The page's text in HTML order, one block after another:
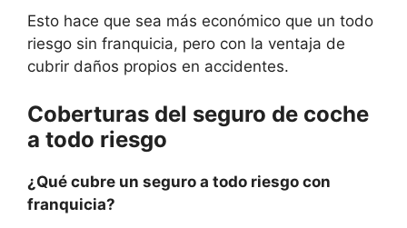
Esto hace que sea más económico que un todo
riesgo sin franquicia, pero con la ventaja de
cubrir daños propios en accidentes.
Coberturas del seguro de coche
a todo riesgo
¿Qué cubre un seguro a todo riesgo con
franquicia?